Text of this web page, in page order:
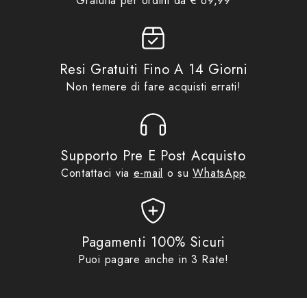
come portabottiglie o per contenere oggetti da
tenere a portata di mano.
Pannello posteriore imbottito, design ergonomico
circolazione d’aria anti sudore
Spallacci imbottiti regolabili rivestiti in mesh per
aumentare traspirabilità e comfort.
Dotato di comoda maniglia imbottita per il trasporto
Resi Gratuiti Fino A 14 Giorni
Non temere di fare acquisti errati!
Supporto Pre E Post Acquisto
Contattaci via e-mail o suWhatsApp
Pagamenti 100% Sicuri
Puoi pagare anche in 3 Rate!